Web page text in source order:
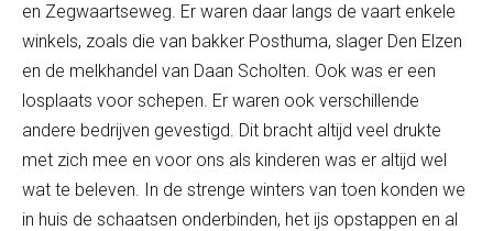
en Zegwaartseweg. Er waren daar langs de vaart enkele
winkels, zoals die van bakker Posthuma, slager Den Elzen
en de melkhandel van Daan Scholten. Ook was er een
losplaats voor schepen. Er waren ook verschillende
andere bedrijven gevestigd. Dit bracht altijd veel drukte
met zich mee en voor ons als kinderen was er altijd wel
wat te beleven. In de strenge winters van toen konden we
in huis de schaatsen onderbinden, het ijs opstappen en al